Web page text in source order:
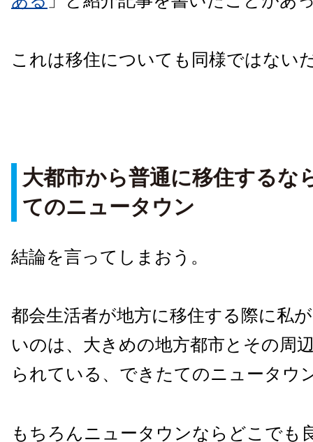
これは移住についても同様ではない
大都市から普通に移住するな
てのニュータウン
結論を言ってしまおう。
都会生活者が地方に移住する際に私
いのは、大きめの地方都市とその周
られている、できたてのニュータウ
もちろんニュータウンならどこでも